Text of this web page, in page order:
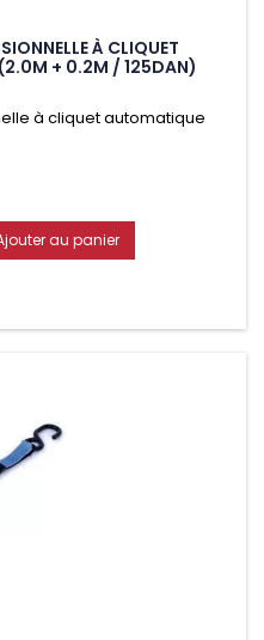
À CLIQUET
(2.0M + 0.2M / 125DAN)
à cliquet automatique
en J en 2 parties (2.0M +
Permet
pendant le
aux UV et aux
pas l'eau.
au panier